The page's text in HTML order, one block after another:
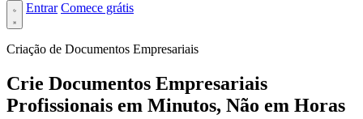
Entrar Comece grátis
Criação de Documentos Empresariais
Crie Documentos Empresariais
Profissionais em Minutos, Não em Horas